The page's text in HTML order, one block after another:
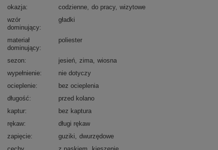
okazja
codzienne do pracy wizytowe
wzór
dominujący
gładki
materiał
dominujący
poliester
sezon jesień zima wiosna
wypełnienie
nie dotyczy
ocieplenie
bez ocieplenia
długość
przed kolano
kaptur
bez kaptura
rękaw
długi rękaw
zapięcie
guziki
dwurzędowe